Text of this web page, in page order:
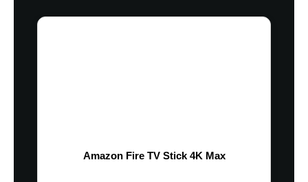
Amazon Fire TV Stick 4K Max